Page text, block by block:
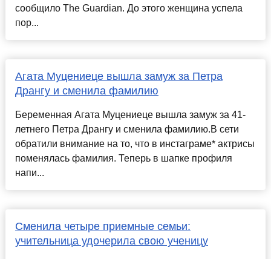
сообщило The Guardian. До этого женщина успела
пор...
Агата Муцениеце вышла замуж за Петра
Дрангу и сменила фамилию
Беременная Агата Муцениеце вышла замуж за 41-
летнего Петра Дрангу и сменила фамилию.В сети
обратили внимание на то, что в инстаграме* актрисы
поменялась фамилия. Теперь в шапке профиля
напи...
Сменила четыре приемные семьи:
учительница удочерила свою ученицу